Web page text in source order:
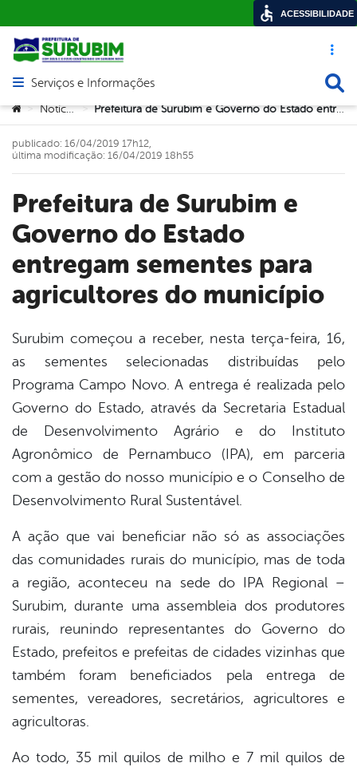
Acesso
Abrir menu principal de navegação
Serviços e Informações
Você está aqui:
> Notícias > Prefeitura de Surubim e Governo do Estado entregam sementes para agricultores do município
Prefeitura de Surubim e
Governo do Estado
entregam sementes para
agricultores do município
publicado: 16/04/2019 17h12,
última modificação: 16/04/2019 18h55
Surubim começou a receber, nesta terça-feira, 16,
as sementes selecionadas distribuídas pelo
Programa Campo Novo. A entrega é realizada pelo
Governo do Estado, através da Secretaria Estadual
de Desenvolvimento Agrário e do Instituto
Agronômico de Pernambuco (IPA), em parceria
com a gestão do nosso município e o Conselho de
Desenvolvimento Rural Sustentável.
A ação que vai beneficiar não só as associações
das comunidades rurais do município, mas de toda
a região, aconteceu na sede do IPA Regional –
Surubim, durante uma assembleia dos produtores
rurais, reunindo representantes do Governo do
Estado, prefeitos e prefeitas de cidades vizinhas que
também foram beneficiados pela entrega de
sementes, vereadores, secretários, agricultores e
agricultoras.
Ao todo, 35 mil quilos de milho e 7 mil quilos de
ACESSIBILIDADE